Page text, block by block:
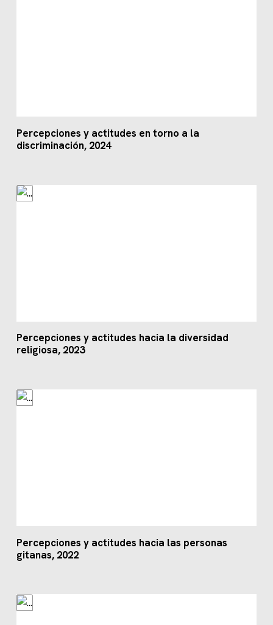
Percepciones y actitudes en torno a la
discriminación, 2024
Percepciones y actitudes hacia la diversidad
religiosa, 2023
Percepciones y actitudes hacia las personas
gitanas, 2022